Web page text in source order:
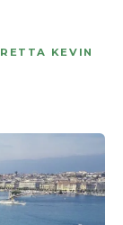
KEVIN